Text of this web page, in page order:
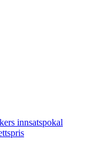
innsatspokal